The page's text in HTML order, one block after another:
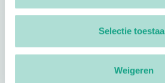
Selectie
Weigeren
(Let op uitgaande link)
(Let op
twitter(Let op
instagram